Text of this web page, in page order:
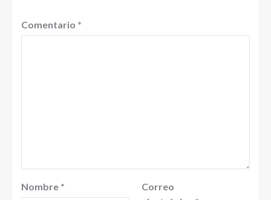
Comentario *
Nombre *
Correo